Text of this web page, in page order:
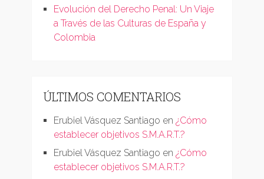
Evolución del Derecho Penal: Un Viaje
a Través de las Culturas de España y
Colombia
ÚLTIMOS COMENTARIOS
Erubiel Vásquez Santiago en ¿Cómo
establecer objetivos S.M.A.R.T.?
Erubiel Vásquez Santiago en ¿Cómo
establecer objetivos S.M.A.R.T.?